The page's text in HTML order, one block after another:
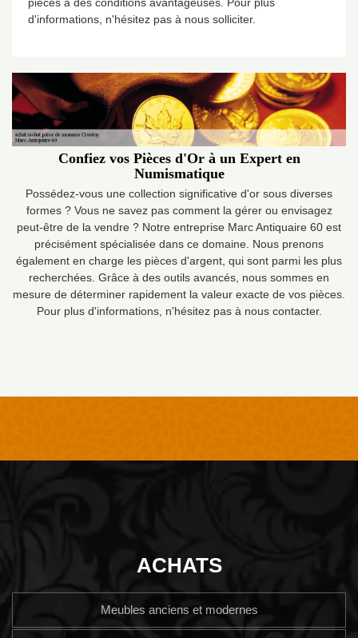
d'informations, n'hésitez pas à nous solliciter.
Confiez vos Pièces d'Or à un Expert en
Numismatique
Possédez-vous une collection significative d'or sous diverses
formes ? Vous ne savez pas comment la gérer ou envisagez
peut-être de la vendre ? Notre entreprise Marc Antiquaire 60 est
précisément spécialisée dans ce domaine. Nous prenons
également en charge les pièces d'argent, qui sont parmi les plus
recherchées. Grâce à des outils avancés, nous sommes en
mesure de déterminer rapidement la valeur exacte de vos pièces.
Pour plus d'informations, n'hésitez pas à nous contacter.
ACHATS
Meubles anciens et modernes